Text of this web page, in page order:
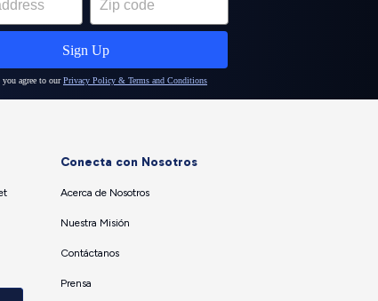
Conecta con Nosotros
Acerca de Nosotros
Nuestra Misión
Contáctanos
Prensa